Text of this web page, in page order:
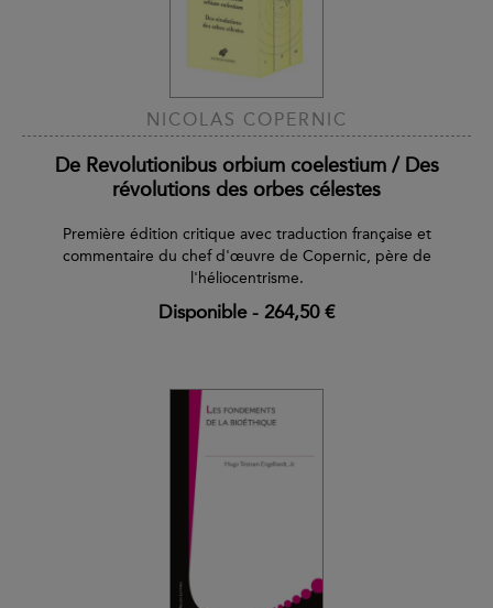
NICOLAS COPERNIC
De Revolutionibus orbium coelestium / Des
révolutions des orbes célestes
Première édition critique avec traduction française et
commentaire du chef d'œuvre de Copernic, père de
l'héliocentrisme.
Disponible- 264,50 €